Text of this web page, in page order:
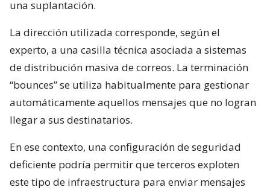
una suplantación.
La dirección utilizada corresponde, según el
experto, a una casilla técnica asociada a sistemas
de distribución masiva de correos. La terminación
“bounces” se utiliza habitualmente para gestionar
automáticamente aquellos mensajes que no logran
llegar a sus destinatarios.
En ese contexto, una configuración de seguridad
deficiente podría permitir que terceros exploten
este tipo de infraestructura para enviar mensajes